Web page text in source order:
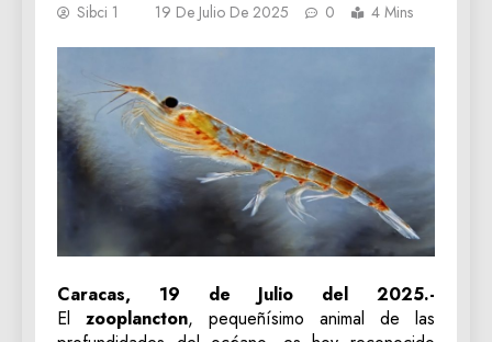
Sibci 1 19 De Julio De 2025 0 4 Mins
Caracas, 19 de Julio del 2025.-
El zooplancton, pequeñísimo animal de las